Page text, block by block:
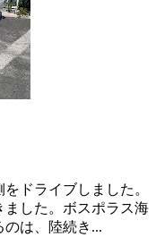
ドライブしました。
した。ボスポラス海
は、陸続き...